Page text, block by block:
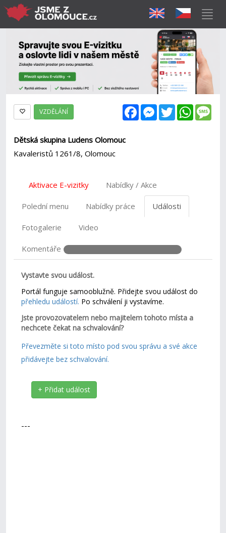
FacebookMessenger
Twitter
VZDĚLÁNÍ
Dětská skupina Ludens Olomouc
Kavaleristů 1261/8, Olomouc
Aktivace E-vizitky Nabídky / Akce
Polední menu Nabídky práce Události
Fotogalerie Video
Komentáře
Vystavte svou událost.
Portál funguje samooblužně. Přidejte svou událost do
přehledu událostí. Po schválení ji vystavíme.
Jste provozovatelem nebo majitelem tohoto místa a
nechcete čekat na schvalování?
Převezměte si toto místo pod svou správu a své akce
přidávejte bez schvalování.
+ Přidat událost
---